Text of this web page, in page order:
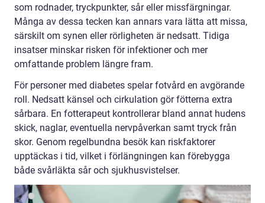
som rodnader, tryckpunkter, sår eller missfärgningar.
Många av dessa tecken kan annars vara lätta att missa,
särskilt om synen eller rörligheten är nedsatt. Tidiga
insatser minskar risken för infektioner och mer
omfattande problem längre fram.
För personer med diabetes spelar fotvård en avgörande
roll. Nedsatt känsel och cirkulation gör fötterna extra
sårbara. En fotterapeut kontrollerar bland annat hudens
skick, naglar, eventuella nervpåverkan samt tryck från
skor. Genom regelbundna besök kan riskfaktorer
upptäckas i tid, vilket i förlängningen kan förebygga
både svårläkta sår och sjukhusvistelser.